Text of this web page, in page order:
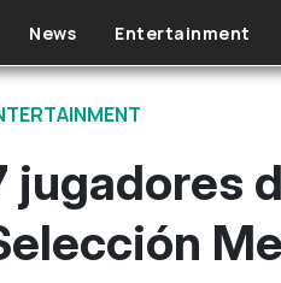
News Entertainment
jugadores